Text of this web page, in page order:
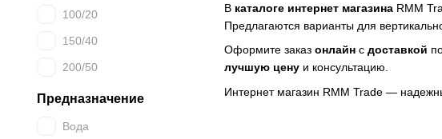
В каталоге интернет магазина RMM
Предлагаются варианты для
Оформите заказ онлайн с доставкой
лучшую цену и консультацию.
Интернет магазин RMM Trade —
100/20
150/40
200/50
Предназначение
Вода